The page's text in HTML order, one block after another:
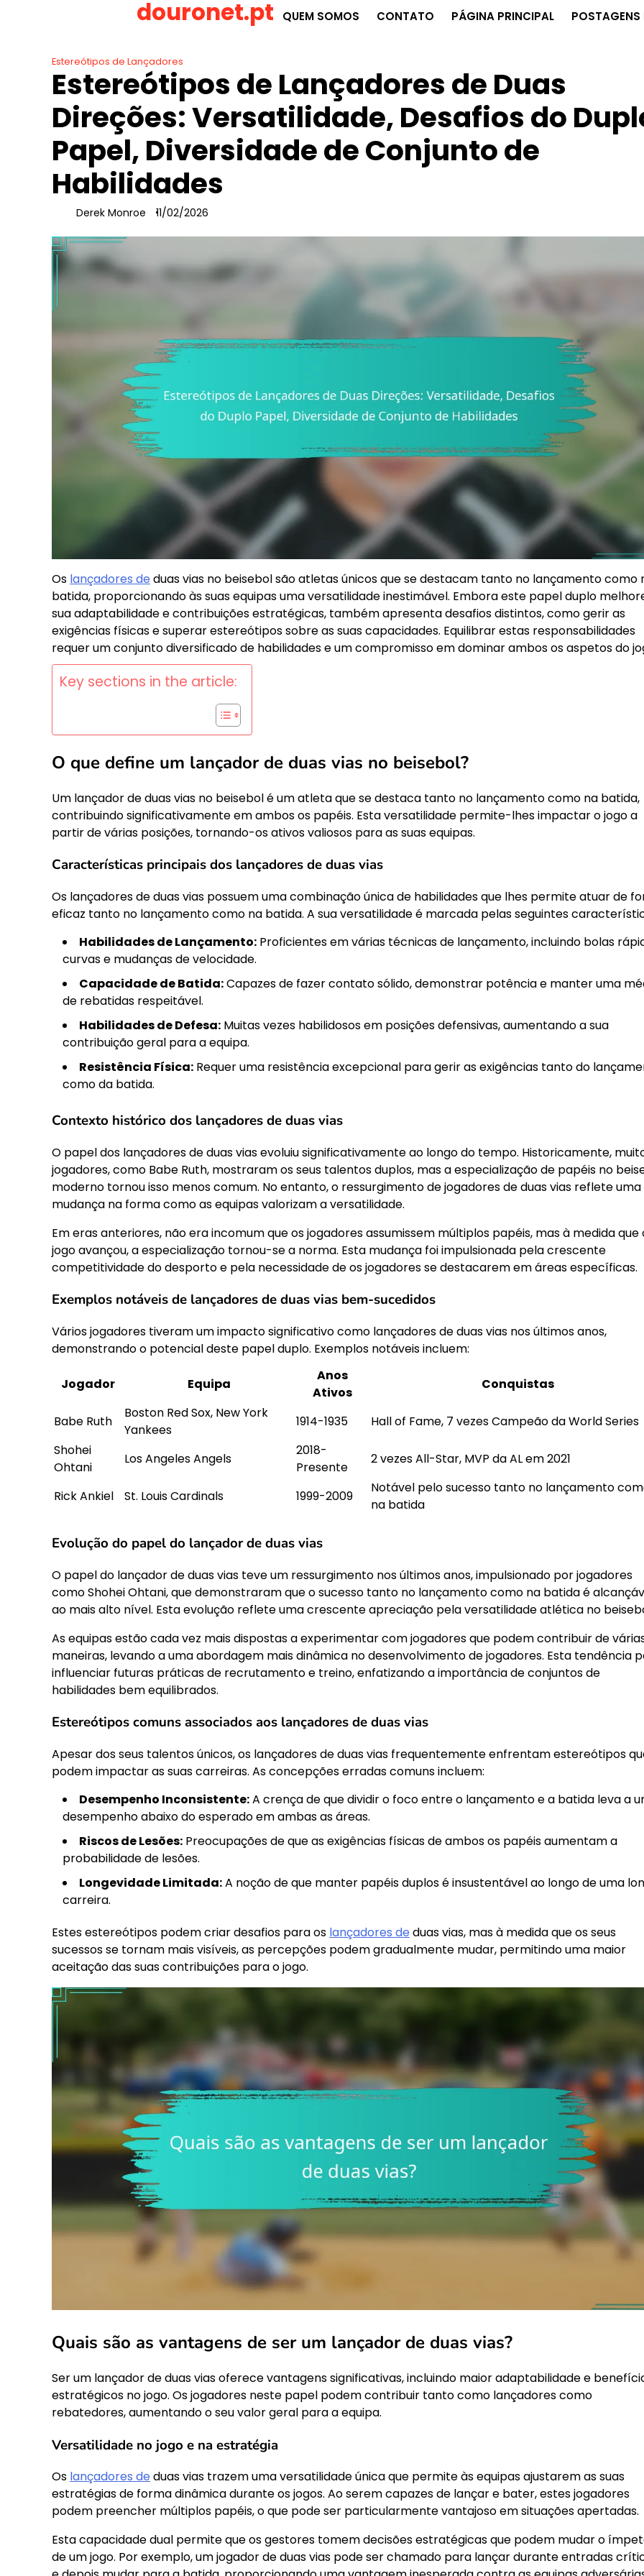
douronet.pt QUEM SOMOS CONTATO PÁGINA PRINCIPAL
Estereótipos de Lançadores
Estereótipos de Lançadores de Duas
Direções: Versatilidade, Desafios do
Papel, Diversidade de Conjunto de
Habilidades
Derek Monroe 11/02/2026
Os lançadores de duas vias no beisebol são atletas únicos que se destacam tanto no lançamento como
batida, proporcionando às suas equipas uma versatilidade inestimável. Embora este papel duplo
sua adaptabilidade e contribuições estratégicas, também apresenta desafios distintos, como gerir as
exigências físicas e superar estereótipos sobre as suas capacidades. Equilibrar estas responsabilidades
requer um conjunto diversificado de habilidades e um compromisso em dominar ambos os aspetos do
Key sections in the article:
O que define um lançador de duas vias no beisebol?
Um lançador de duas vias no beisebol é um atleta que se destaca tanto no lançamento como na batida,
contribuindo significativamente em ambos os papéis. Esta versatilidade permite-lhes impactar o jogo a
partir de várias posições, tornando-os ativos valiosos para as suas equipas.
Características principais dos lançadores de duas vias
Os lançadores de duas vias possuem uma combinação única de habilidades que lhes permite atuar de
eficaz tanto no lançamento como na batida. A sua versatilidade é marcada pelas seguintes
Habilidades de Lançamento: Proficientes em várias técnicas de lançamento, incluindo bolas
curvas e mudanças de velocidade.
Capacidade de Batida:Capazes de fazer contato sólido, demonstrar potência e manter uma
de rebatidas respeitável.
Habilidades de Defesa: Muitas vezes habilidosos em posições defensivas, aumentando a sua
contribuição geral para a equipa.
Resistência Física: Requer uma resistência excepcional para gerir as exigências tanto do
como da batida.
Contexto histórico dos lançadores de duas vias
O papel dos lançadores de duas vias evoluiu significativamente ao longo do tempo. Historicamente,
jogadores, como Babe Ruth, mostraram os seus talentos duplos, mas a especialização de papéis no
moderno tornou isso menos comum. No entanto, o ressurgimento de jogadores de duas vias reflete uma
mudança na forma como as equipas valorizam a versatilidade.
Em eras anteriores, não era incomum que os jogadores assumissem múltiplos papéis, mas à medida que
jogo avançou, a especialização tornou-se a norma. Esta mudança foi impulsionada pela crescente
competitividade do desporto e pela necessidade de os jogadores se destacarem em áreas específicas.
Exemplos notáveis de lançadores de duas vias bem-sucedidos
Vários jogadores tiveram um impacto significativo como lançadores de duas vias nos últimos anos,
demonstrando o potencial deste papel duplo. Exemplos notáveis incluem:
Jogador Equipa
Anos
Ativos
Conquistas
Babe Ruth
Boston Red Sox, New York
Yankees
1914-1935
Hall of Fame, 7 vezes Campeão da World Series
Shohei
Ohtani
Los Angeles Angels
2018-
Presente
2 vezes All-Star, MVP da AL em 2021
Rick Ankiel St. Louis Cardinals 1999-2009
Notável pelo sucesso tanto no lançamento
na batida
Evolução do papel do lançador de duas vias
O papel do lançador de duas vias teve um ressurgimento nos últimos anos, impulsionado por jogadores
como Shohei Ohtani, que demonstraram que o sucesso tanto no lançamento como na batida é
ao mais alto nível. Esta evolução reflete uma crescente apreciação pela versatilidade atlética no
As equipas estão cada vez mais dispostas a experimentar com jogadores que podem contribuir de
maneiras, levando a uma abordagem mais dinâmica no desenvolvimento de jogadores. Esta tendência
influenciar futuras práticas de recrutamento e treino, enfatizando a importância de conjuntos de
habilidades bem equilibrados.
Estereótipos comuns associados aos lançadores de duas vias
Apesar dos seus talentos únicos, os lançadores de duas vias frequentemente enfrentam estereótipos
podem impactar as suas carreiras. As concepções erradas comuns incluem:
Desempenho Inconsistente:A crença de que dividir o foco entre o lançamento e a batida leva a
desempenho abaixo do esperado em ambas as áreas.
Riscos de Lesões: Preocupações de que as exigências físicas de ambos os papéis aumentam a
probabilidade de lesões.
Longevidade Limitada:A noção de que manter papéis duplos é insustentável ao longo de uma
carreira.
Estes estereótipos podem criar desafios para os lançadores de duas vias, mas à medida que os seus
sucessos se tornam mais visíveis, as percepções podem gradualmente mudar, permitindo uma maior
aceitação das suas contribuições para o jogo.
Quais são as vantagens de ser um lançador de duas vias?
Ser um lançador de duas vias oferece vantagens significativas, incluindo maior adaptabilidade e
estratégicos no jogo. Os jogadores neste papel podem contribuir tanto como lançadores como
rebatedores, aumentando o seu valor geral para a equipa.
Versatilidade no jogo e na estratégia
Os lançadores de duas vias trazem uma versatilidade única que permite às equipas ajustarem as suas
estratégias de forma dinâmica durante os jogos. Ao serem capazes de lançar e bater, estes jogadores
podem preencher múltiplos papéis, o que pode ser particularmente vantajoso em situações apertadas.
Esta capacidade dual permite que os gestores tomem decisões estratégicas que podem mudar o
de um jogo. Por exemplo, um jogador de duas vias pode ser chamado para lançar durante entradas